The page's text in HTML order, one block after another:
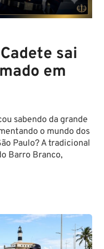
sai
em
sabendo da grande
o mundo dos
Paulo? A tradicional
Barro Branco,